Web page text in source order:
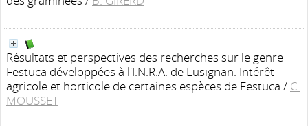
Résultats et perspectives des recherches sur le genre
Festuca développées à l'I.N.R.A. de Lusignan. Intérêt
agricole et horticole de certaines espèces de Festuca / C.
MOUSSET